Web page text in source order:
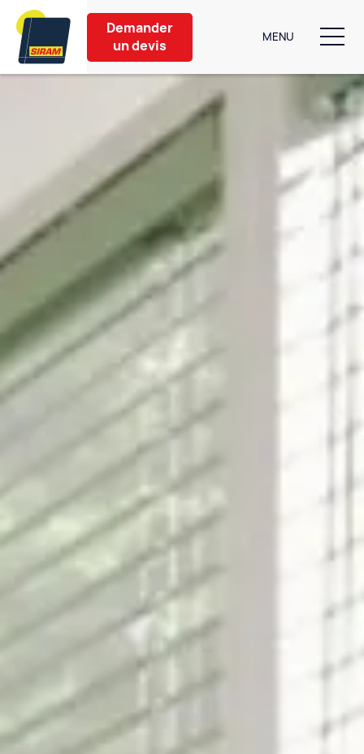
Nos produits
Aménagement extérieur
Partenaires
Nos conseils
À propos
Contact
6 bis Rue de Caen
14940 Sannerville
02 31 39 08 08
contact.siram@gmail.com
Demander
un devis
MENU